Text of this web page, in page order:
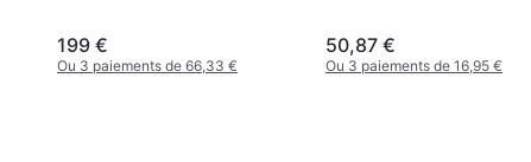
199 €
Ou 3 paiements de 66,33 €
50,87 €
Ou 3 paiements de 16,95 €